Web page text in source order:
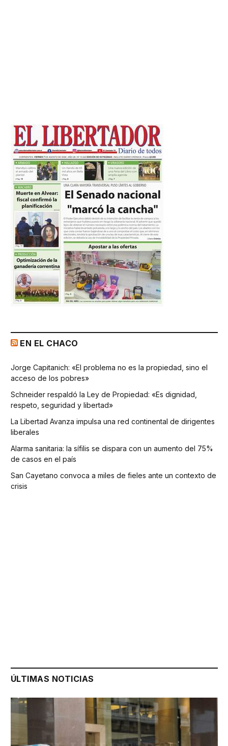
EN EL CHACO
Jorge Capitanich: «El problema no es la propiedad, sino el
acceso de los pobres»
Schneider respaldó la Ley de Propiedad: «Es dignidad,
respeto, seguridad y libertad»
La Libertad Avanza impulsa una red continental de dirigentes
liberales
Alarma sanitaria: la sífilis se dispara con un aumento del 75%
de casos en el país
San Cayetano convoca a miles de fieles ante un contexto de
crisis
ÚLTIMAS NOTICIAS